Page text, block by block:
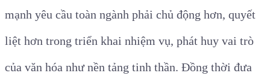
mạnh yêu cầu toàn ngành phải chủ động hơn, quyết
liệt hơn trong triển khai nhiệm vụ, phát huy vai trò
của văn hóa như nền tảng tinh thần. Đồng thời đưa